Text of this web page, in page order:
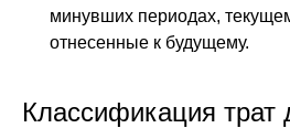
минувших периодах,
отнесенные к будущему.
Классификация трат